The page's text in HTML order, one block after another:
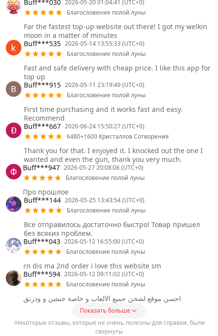
Buff***030 2026-05-20 01:04:41 (UTC+0)
Благословение полой луны
Far the fastest top-up website out there! I got my welkin
moon in a matter of minutes
Buff***535 2026-05-14 13:55:33 (UTC+0)
Благословение полой луны
Fast and safe delivery with cheap price. I like this app for
top up
Buff***915 2026-05-11 23:19:49 (UTC+0)
Благословение полой луны
First time purchasing and it works fast and easy.
Recommend
Buff***667 2026-06-24 15:50:27 (UTC+0)
6480+1600 Кристаллов Сотворения
Thank you for that. I enjoyed it. I knocked out the one I
wanted and even the gun, thank you very much.
Buff***947 2026-05-27 20:08:06 (UTC+0)
Благословение полой луны
Про прошлое
Buff***144 2026-05-25 13:43:54 (UTC+0)
Благословение полой луны
Все отправилось достаточно быстро! Товар пришел
без всяких проблем.
Buff***043 2026-05-12 16:55:00 (UTC+0)
Благословение полой луны
rn dis ma 2nd order i love this website sm
Buff***594 2026-05-12 09:11:02 (UTC+0)
Благословение полой луны
احسن موقع لشحن جميع الالعاب و خاصة جنشن و وذرنق
Показать больше
-Некоторые отзывы, которые не очень полезны для справки, были
свернуты